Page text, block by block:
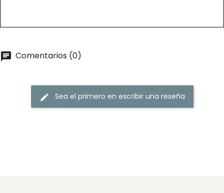
Comentarios (0)
Sea el primero en escribir una reseña